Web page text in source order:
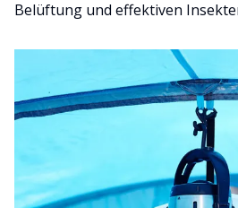
Belüftung und effektiven